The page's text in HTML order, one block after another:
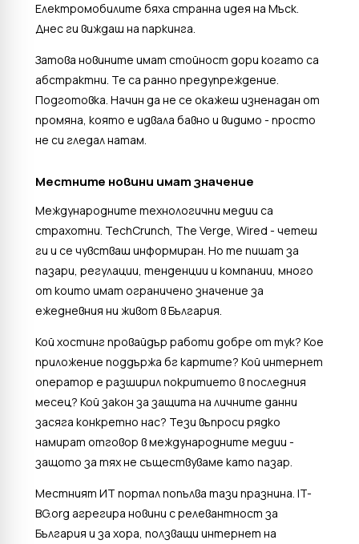
Електромобилите бяха странна идея на Мъск.
Днес ги виждаш на паркинга.
Затова новините имат стойност дори когато са
абстрактни. Те са ранно предупреждение.
Подготовка. Начин да не се окажеш изненадан от
промяна, която е идвала бавно и видимо - просто
не си гледал натам.
Местните новини имат значение
Международните технологични медии са
страхотни. TechCrunch, The Verge, Wired - четеш
ги и се чувстваш информиран. Но те пишат за
пазари, регулации, тенденции и компании, много
от които имат ограничено значение за
ежедневния ни живот в България.
Кой хостинг провайдър работи добре от тук? Кое
приложение поддържа бг картите? Кой интернет
оператор е разширил покритието в последния
месец? Кой закон за защита на личните данни
засяга конкретно нас? Тези въпроси рядко
намират отговор в международните медии -
защото за тях не съществуваме като пазар.
Местният ИТ портал попълва тази празнина. IT-
BG.org агрегира новини с релевантност за
България и за хора, ползващи интернет на